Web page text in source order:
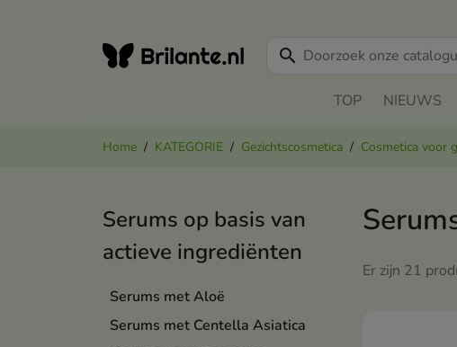
search
TOP NIEUWS
Home KATEGORIE Gezichtscosmetica Cosmetica voor
Serums op basis van
actieve ingrediënten
Serums met Aloë
Serums met Centella Asiatica
Er zijn 21